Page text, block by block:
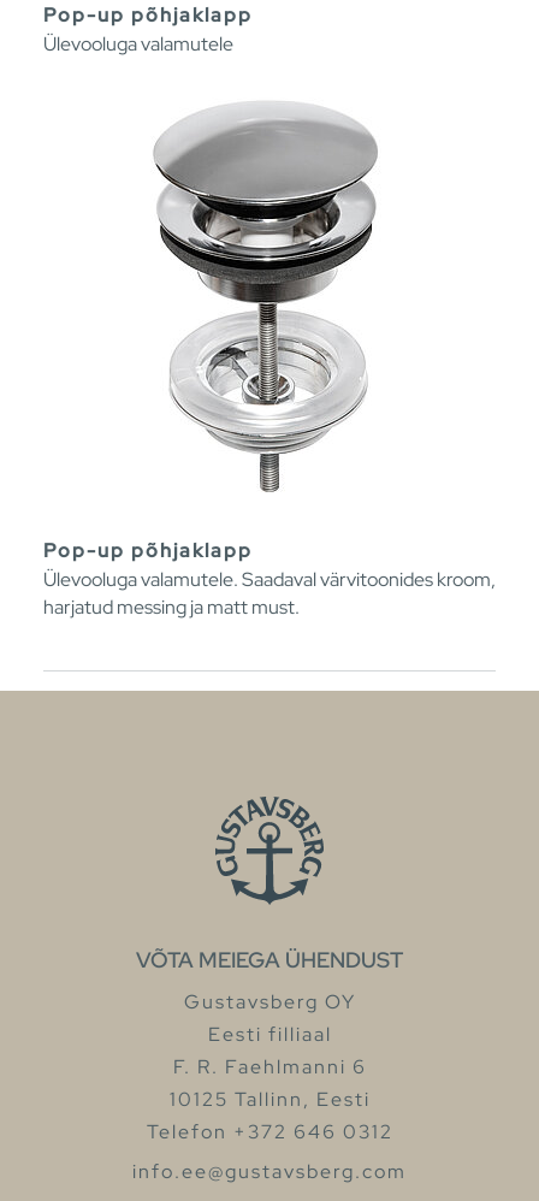
Pop-up põhjaklapp
Ülevooluga valamutele
Pop-up põhjaklapp
Ülevooluga valamutele. Saadaval värvitoonides kroom,
harjatud messing ja matt must.
VÕTA MEIEGA ÜHENDUST
Gustavsberg OY
Eesti filliaal
F. R. Faehlmanni 6
10125 Tallinn, Eesti
Telefon +372 646 0312
info.ee@gustavsberg.com